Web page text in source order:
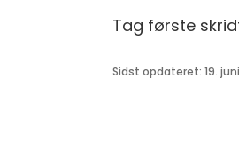
Tag første
Sidst opdateret: 19.